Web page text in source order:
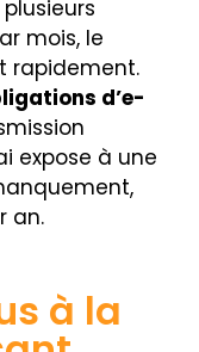
mois, le
rapidement.
d’e-
expose à une
an.
à la